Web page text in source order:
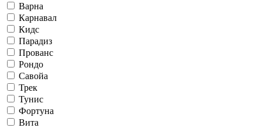
Варна
Карнавал
Кидс
Парадиз
Прованс
Рондо
Савойа
Трек
Тунис
Фортуна
Вита